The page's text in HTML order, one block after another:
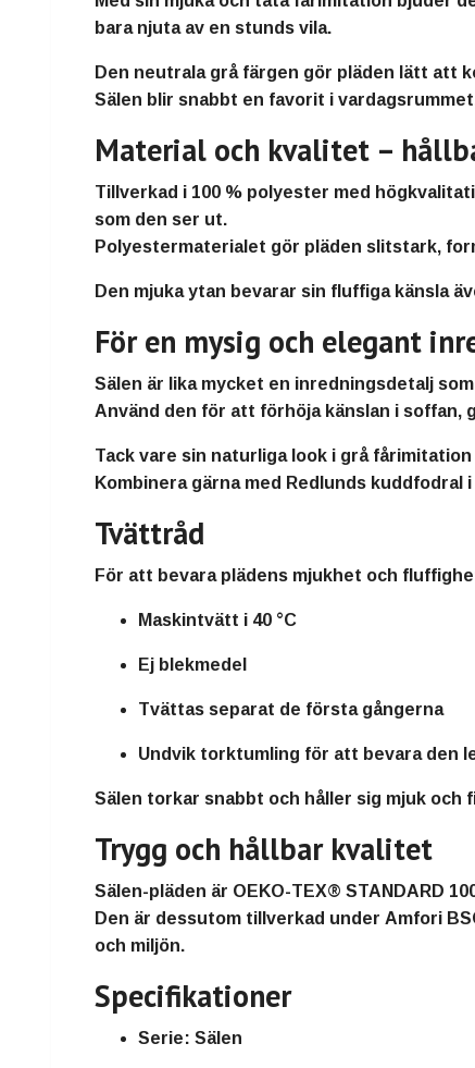
bara njuta av en stunds vila.
Den neutrala grå färgen gör pläden lätt att
Sälen blir snabbt en favorit i
Material och kvalitet –
Tillverkad i 100 % polyester med
som den ser ut.
Polyestermaterialet gör pläden slitstark,
Den mjuka ytan bevarar sin fluffiga känsla
För en mysig och elegant
Sälen är lika mycket en inredningsdetalj
Använd den för att förhöja känslan i soffan,
Tack vare sin naturliga look i grå fårimitation
Kombinera gärna med Redlunds kuddfodral
Tvättråd
För att bevara plädens mjukhet och
Maskintvätt i 40 °C
Ej blekmedel
Tvättas separat de första gångerna
Undvik torktumling för att bevara den
Sälen torkar snabbt och håller sig mjuk och
Trygg och hållbar kvalitet
Sälen-pläden är OEKO-TEX® STANDARD
Den är dessutom tillverkad under Amfori
och miljön.
Specifikationer
Serie: Sälen